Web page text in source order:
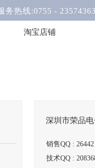
淘宝店铺
- 23574363
深圳市荣品
销售QQ :
技术QQ :